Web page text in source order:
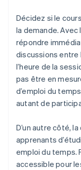
Décidez si le
la demande.
répondre
discussions entre
l’heure de la
pas être en
d’emploi du
autant de
D’un autre côté,
apprenants
emploi du temps.
accessible pour